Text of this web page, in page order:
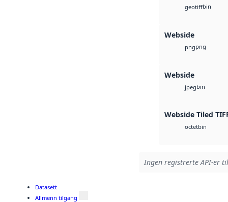
geotiffbin
Webside
pngpng
Webside
jpegbin
Webside Tiled
octetbin
Ingen registrerte API-er
Datasett
Allmenn tilgang